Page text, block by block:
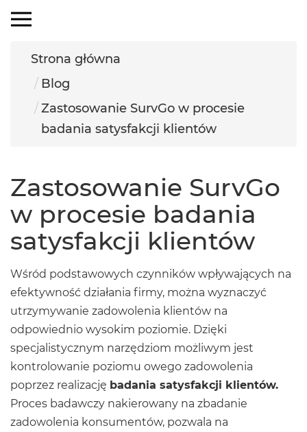
×
Strona główna
Blog
Zastosowanie SurvGo w procesie
badania satysfakcji klientów
Zastosowanie SurvGo
w procesie badania
satysfakcji klientów
Wśród podstawowych czynników wpływających na
efektywność działania firmy, można wyznaczyć
utrzymywanie zadowolenia klientów na
odpowiednio wysokim poziomie. Dzięki
specjalistycznym narzędziom możliwym jest
kontrolowanie poziomu owego zadowolenia
poprzez realizację badania satysfakcji klientów.
Proces badawczy nakierowany na zbadanie
zadowolenia konsumentów, pozwala na